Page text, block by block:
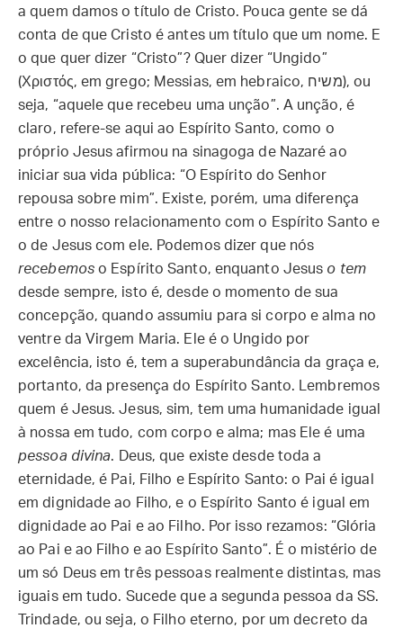
a quem damos o título de Cristo. Pouca gente se dá
conta de que Cristo é antes um título que um nome. E
o que quer dizer “Cristo”? Quer dizer “Ungido”
(Χριστός, em grego; Messias, em hebraico, משיח), ou
seja, “aquele que recebeu uma unção”. A unção, é
claro, refere-se aqui ao Espírito Santo, como o
próprio Jesus afirmou na sinagoga de Nazaré ao
iniciar sua vida pública: “O Espírito do Senhor
repousa sobre mim”. Existe, porém, uma diferença
entre o nosso relacionamento com o Espírito Santo e
o de Jesus com ele. Podemos dizer que nós
recebemoso Espírito Santo, enquanto Jesus o tem
desde sempre, isto é, desde o momento de sua
concepção, quando assumiu para si corpo e alma no
ventre da Virgem Maria. Ele é o Ungido por
excelência, isto é, tem a superabundância da graça e,
portanto, da presença do Espírito Santo. Lembremos
quem é Jesus. Jesus, sim, tem uma humanidade igual
à nossa em tudo, com corpo e alma; mas Ele é uma
pessoa divina. Deus, que existe desde toda a
eternidade, é Pai, Filho e Espírito Santo: o Pai é igual
em dignidade ao Filho, e o Espírito Santo é igual em
dignidade ao Pai e ao Filho. Por isso rezamos: “Glória
ao Pai e ao Filho e ao Espírito Santo”. É o mistério de
um só Deus em três pessoas realmente distintas, mas
iguais em tudo. Sucede que a segunda pessoa da SS.
Trindade, ou seja, o Filho eterno, por um decreto da